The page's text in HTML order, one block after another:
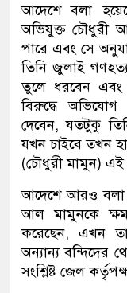
আদেশে বলা
অভিযুক্ত চৌধুরী
পারে এবং সে
তিনি জুলাই
তুলে ধরবেন এবং
বিরুদ্ধে অভিযোগ
দেবেন, যতটুকু
যখন চাইবে তখন
(চৌধুরী মামুন) এই
আদেশে আরও বলা
আল মামুনকে
করেছেন, এখন তার
অন্যান্য বন্দিদের
সংশ্লিষ্ট জেল